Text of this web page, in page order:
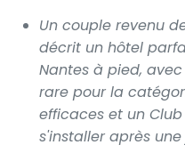
Un couple revenu
décrit un hôtel
Nantes à pied,
rare pour la
efficaces et un
s'installer après